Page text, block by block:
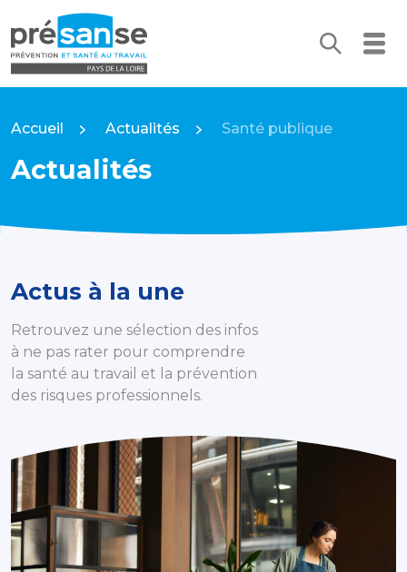
Présanse Pays de la Loire
Actualités
Accueil Actualités Santé publique
Actus à la une
Retrouvez une sélection des infos
à ne pas rater pour comprendre
la santé au travail et la prévention
des risques professionnels.